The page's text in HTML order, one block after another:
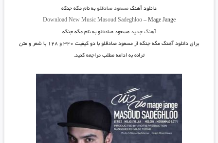
دانلود آهنگ مسعود صادقلو به نام مگه جنگه
Download New Music Masoud Sadeghloo– Mage Jange
آهنگ جدید مسعود صادقلو به نام مگه جنگه
برای دانلود آهنگ مگه جنگهاز مسعود صادقلو
با دو کیفیت ۳۲۰ و ۱۲۸ با شعر و متن
ترانه به ادامه مطلب مراجعه کنید.